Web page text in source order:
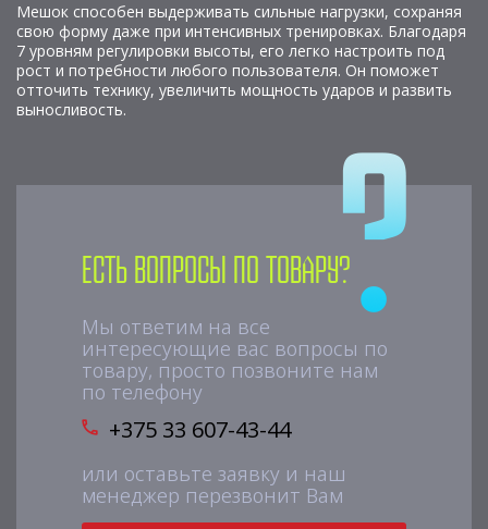
Мешок способен выдерживать сильные нагрузки, сохраняя
свою форму даже при интенсивных тренировках. Благодаря
7 уровням регулировки высоты, его легко настроить под
рост и потребности любого пользователя. Он поможет
отточить технику, увеличить мощность ударов и развить
выносливость.
Есть вопросы по товару?
Мы ответим на все
интересующие вас вопросы по
товару, просто позвоните нам
по телефону
+375 33 607-43-44
или оставьте заявку и наш
менеджер перезвонит Вам